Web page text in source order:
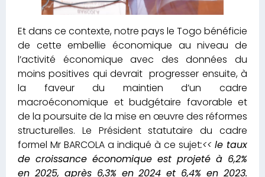
Et dans ce contexte, notre pays le Togo bénéficie
de cette embellie économique au niveau de
l’activité économique avec des données du
moins positives qui devrait progresser ensuite, à
la faveur du maintien d’un cadre
macroéconomique et budgétaire favorable et
de la poursuite de la mise en œuvre des réformes
structurelles. Le Président statutaire du cadre
formel Mr BARCOLA a indiqué à ce sujet:<< le taux
de croissance économique est projeté à 6,2%
en 2025, après 6,3% en 2024 et 6,4% en 2023.